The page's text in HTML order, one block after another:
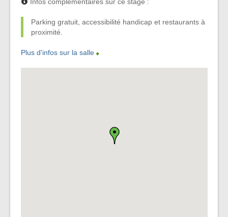
Parking gratuit, accessibilité handicap et restaurants à
proximité.
Plus d'infos sur la salle